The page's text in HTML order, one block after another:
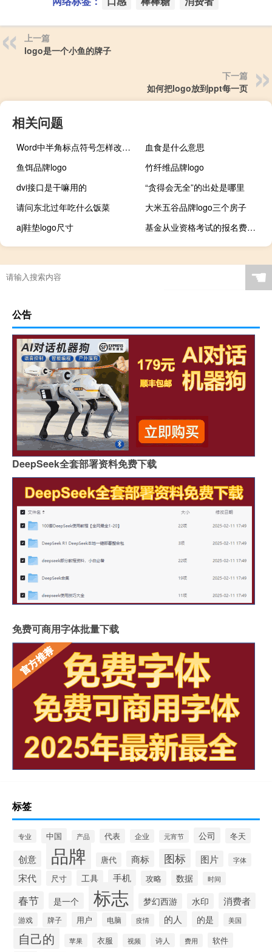
上一篇
logo是一个小鱼的牌子
下一篇
如何把logo放到ppt每一页
相关问题
Word中半角标点符号怎样改为全角符号
血食是什么意思
鱼饵品牌logo
竹纤维品牌logo
dvi接口是干嘛用的
“贪得会无全”的出处是哪里
请问东北过年吃什么饭菜
大米五谷品牌logo三个房子
aj鞋垫logo尺寸
基金从业资格考试的报名费用是多少？
☚
公告
DeepSeek全套部署资料免费下载
免费可商用字体批量下载
标签
专业 中国 产品 代表 企业 元宵节 公司 冬天
创意 品牌 唐代 商标 图标 图片 字体
宋代 尺寸 工具 手机 攻略 数据 时间
春节 是一个 标志 梦幻西游 水印 消费者
游戏 牌子 用户 电脑 疫情 的人 的是 美国
自己的 苹果 衣服 视频 诗人 费用 软件